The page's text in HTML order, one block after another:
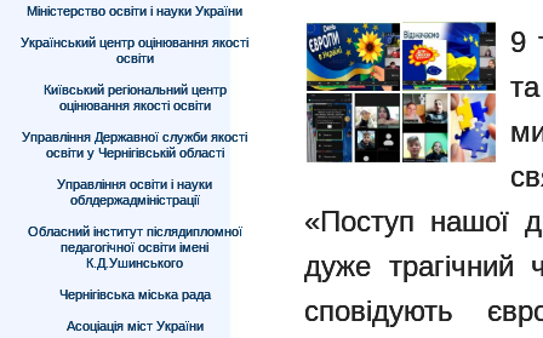
Міністерство освіти і науки України
Український центр оцінювання якості
освіти
Київський регіональний центр
оцінювання якості освіти
Управління Державної служби якості
освіти у Чернігівській області
Управління освіти і науки
облдержадміністрації
Обласний інститут післядипломної
педагогічної освіти імені
К.Д.Ушинського
Чернігівська міська рада
Асоціація міст України
9
«Поступ нашої
дуже трагічний
сповідують